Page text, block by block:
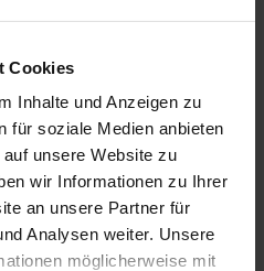
Cookies
Inhalte und Anzeigen zu
für soziale Medien anbieten
unsere Website zu
wir Informationen zu Ihrer
an unsere Partner für
Analysen weiter. Unsere
möglicherweise mit
Steuerungssystem
Sie ist
und in
Hause. Die
Raumklima und
auch
sind.